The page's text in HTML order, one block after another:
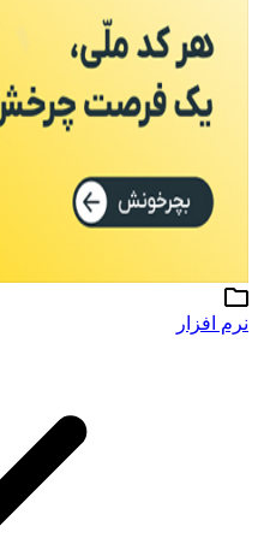
نرم افزار